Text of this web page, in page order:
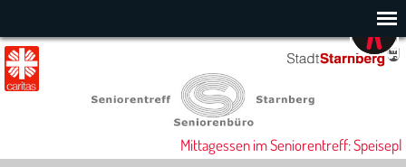
Mittagessen im Seniorentreff: